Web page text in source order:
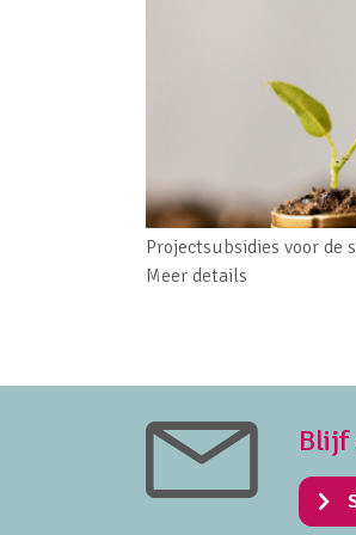
Projectsubsidies voor de
Meer details
Blijf